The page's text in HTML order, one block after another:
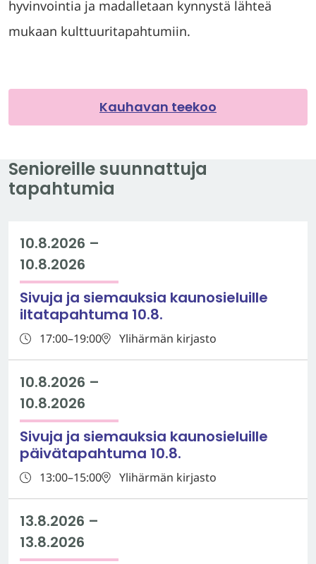
hyvinvointia ja madalletaan kynnystä lähteä
mukaan kulttuuritapahtumiin.
Kauhavan teekoo
Senioreille suunnattuja
tapahtumia
10.8.2026 –
10.8.2026
Sivuja ja siemauksia kaunosieluille
iltatapahtuma 10.8.
17:00–19:00 Ylihärmän kirjasto
10.8.2026 –
10.8.2026
Sivuja ja siemauksia kaunosieluille
päivätapahtuma 10.8.
13:00–15:00 Ylihärmän kirjasto
13.8.2026 –
13.8.2026